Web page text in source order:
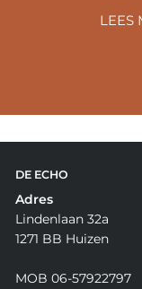
LEES
DE ECHO
Adres
Lindenlaan 32a
1271 BB Huizen
MOB 06-57922797